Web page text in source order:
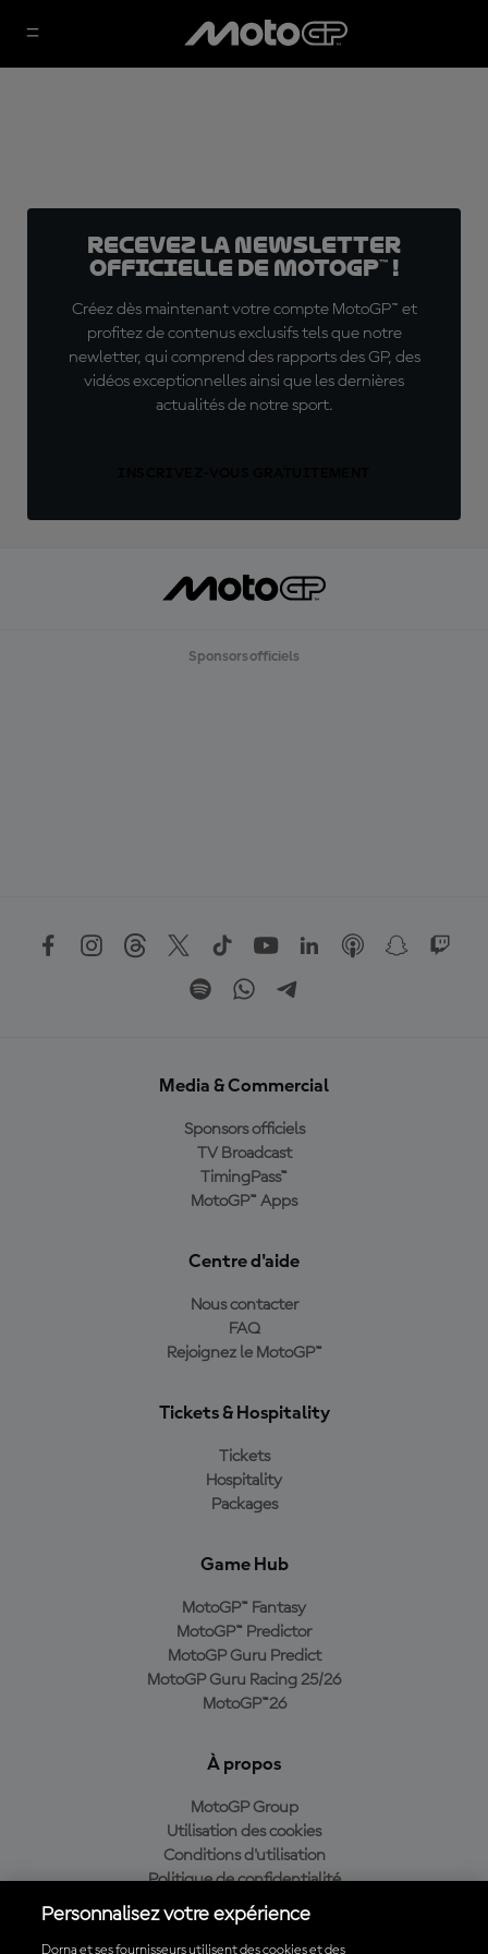
Recevez la Newsletter
officielle de MotoGP™ !
Créez dès maintenant votre compte MotoGP™ et
profitez de contenus exclusifs tels que notre
newletter, qui comprend des rapports des GP, des
vidéos exceptionnelles ainsi que les dernières
actualités de notre sport.
Sponsors officiels
Media & Commercial
Sponsors officiels
TV Broadcast
TimingPass™
MotoGP™ Apps
Centre d'aide
Nous contacter
FAQ
Rejoignez le MotoGP™
Tickets & Hospitality
Tickets
Hospitality
Packages
Game Hub
MotoGP™ Fantasy
MotoGP™ Predictor
MotoGP Guru Predict
MotoGP Guru Racing 25/26
MotoGP™26
À propos
MotoGP Group
Utilisation des cookies
Conditions d'utilisation
Politique de confidentialité
Politique d’achat
Personnalisez votre expérience
Dorna et ses fournisseurs utilisent des cookies et des